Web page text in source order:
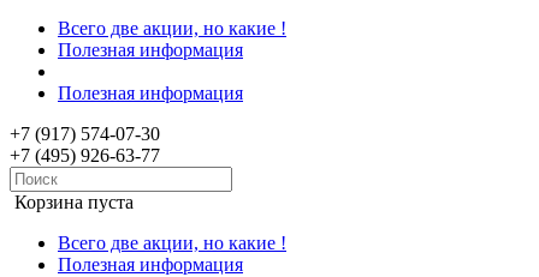
Всего две акции, но какие !
Полезная информация
Полезная информация
+7 (917) 574-07-30
+7 (495) 926-63-77
Корзина пуста
Всего две акции, но какие !
Полезная информация